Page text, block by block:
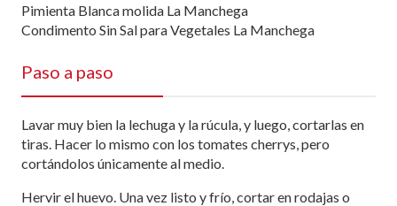
Pimienta Blanca molida La Manchega
Condimento Sin Sal para Vegetales La Manchega
Paso a paso
Lavar muy bien la lechuga y la rúcula, y luego, cortarlas en
tiras. Hacer lo mismo con los tomates cherrys, pero
cortándolos únicamente al medio.
Hervir el huevo. Una vez listo y frío, cortar en rodajas o